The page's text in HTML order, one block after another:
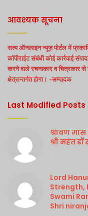
आवश्यक सूचना
सत्य ऑनलाइन न्यूज़ पोर्टल में
कॉपीराईट संबंधी कोई कार्रवाई
करने वाले रचनाकार व चित्रकार से
क्षेत्रान्तर्गत होगा। -सम्पादक
Last Modified Posts
श्रावण
श्री महंत डॉ
Lord
Strength,
Swami
Shri